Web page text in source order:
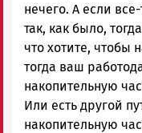
нечего. А если
так, как было,
что хотите, чтобы
тогда ваш
накопительную
Или есть другой
накопительную